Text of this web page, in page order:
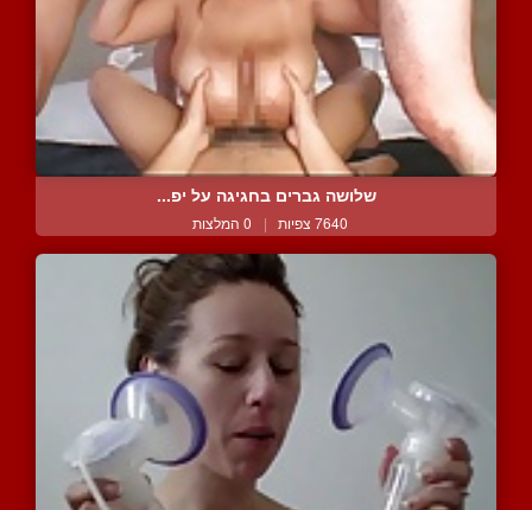
שלושה גברים בחגיגה על יפ...
7640 צפיות | 0 המלצות